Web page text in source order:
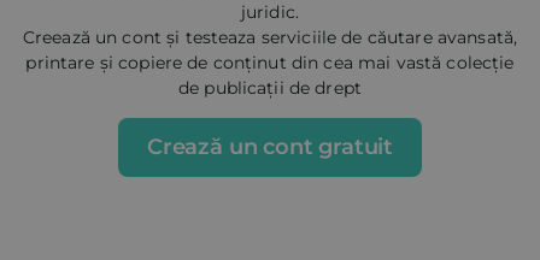
juridic.
Creează un cont și testeaza serviciile de căutare avansată,
printare și copiere de conținut din cea mai vastă colecție
de publicații de drept
Crează un cont gratuit